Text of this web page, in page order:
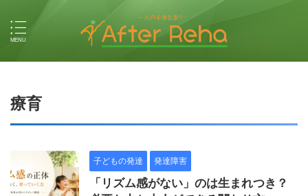
療育
子どもの発達 発達障害
「リズム感がない」のは生まれつき？